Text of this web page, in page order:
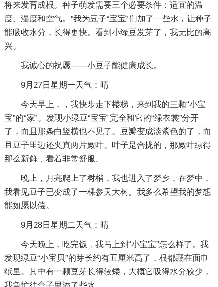
将来发育成根。种子萌发需要三个必要条件：适宜的温
度、湿度和空气。”我为豆子“宝宝”们加了一些水，让种子
能吸收水分，长得更快。看到小绿豆发芽了，我无比的高
兴。
我诚心的祝愿——小豆子能健康成长。
9月27日星期一天气：晴
今天早上，，我快步走下楼梯，来到我的三颗“小宝
宝”的“家”。发现小绿豆“宝宝”完全和它的“绿衣裳”分开
了，而且那条白竖横也不见了。豆瓣变成淡紫色的了，而
且豆子里边还夹真两片嫩叶。叶子是合拢的，那嫩叶绿得
那么新鲜，看着非常舒服。
晚上，月亮爬上了树梢，我也进入了梦乡，在梦中，
我看见豆子已变成了一棵参天大树。我多么希望我的梦想
能如愿以偿。
9月28日星期二天气：晴
今天晚上，吃完饭，我马上到“小宝宝”怎么样了。我
发现绿豆“小宝贝”的芽长约有五厘米高了，根都藏在面巾
纸里。其中有一颗豆芽长得较矮，大概它吸得水分较少，